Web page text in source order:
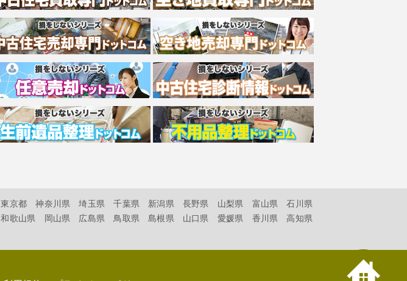
東京都 神奈川県 埼玉県 千葉県 新潟県 長野県 山梨県 富山県
石川県
和歌山県 岡山県 広島県 鳥取県 島根県 山口県 愛媛県 香川県
高知県